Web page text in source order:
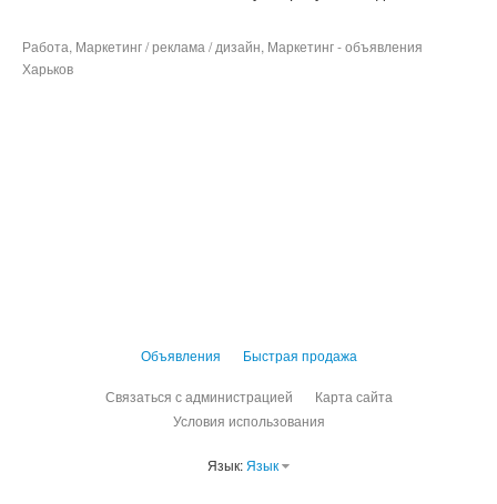
Работа, Маркетинг / реклама / дизайн, Маркетинг - объявления
Харьков
Объявления Быстрая продажа
Связаться с администрацией
Карта сайта
Условия использования
Язык: Язык